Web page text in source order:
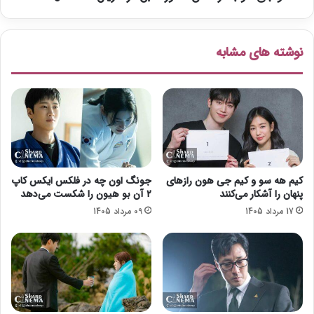
و
ر
ا
ی
ع
ا
ش
ق
ن
م
ی‌
ش
أ
م
ر
ق
د
ر
س
ر
ا
M
a
n
نوشته های مشابه
کیم هه سو و کیم جی هون رازهای
پنهان را آشکار می‌کنند
17 مرداد 1405
جونگ اون چه در فلکس ایکس کاپ
۲ آن بو هیون را شکست می‌دهد
09 مرداد 1405